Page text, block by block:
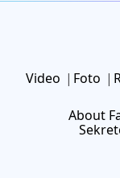
Video Foto
About